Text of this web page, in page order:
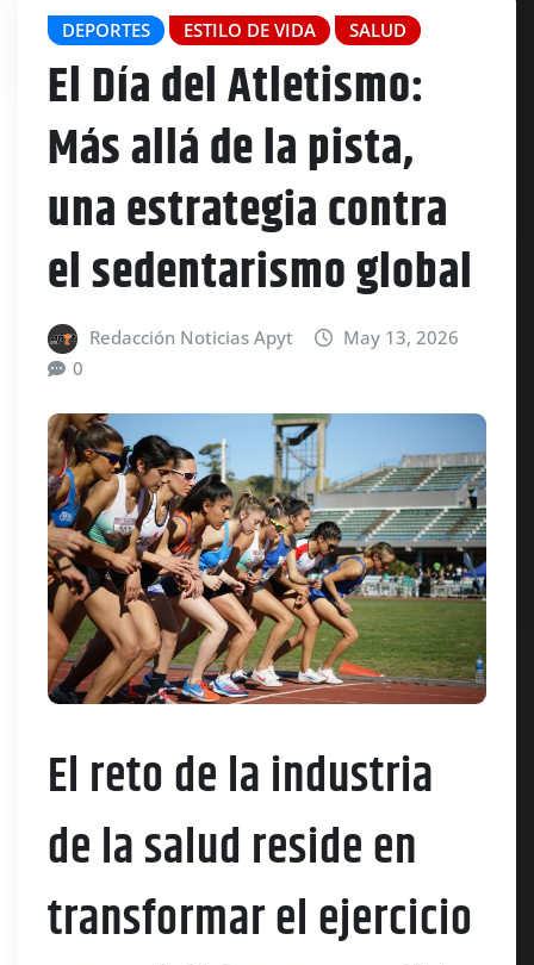
DEPORTES ESTILO DE VIDA SALUD
El Día del Atletismo:
Más allá de la pista,
una estrategia contra
el sedentarismo global
Redacción Noticias Apyt
May 13, 2026
0
El reto de la industria
de la salud reside en
transformar el ejercicio